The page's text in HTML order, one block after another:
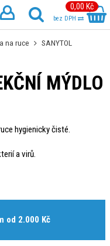
0,00 Kč
bez DPH
na ruce
SANYTOL
MÝDLO
hygienicky čisté.
a virů.
od 2.000 Kč